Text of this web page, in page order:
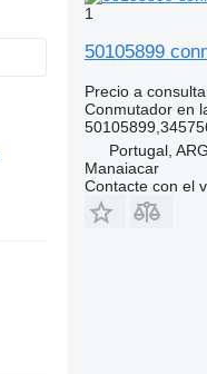
1
50105899
Precio a
Conmutador en
Portugal,
Manaiacar
Contacte con el